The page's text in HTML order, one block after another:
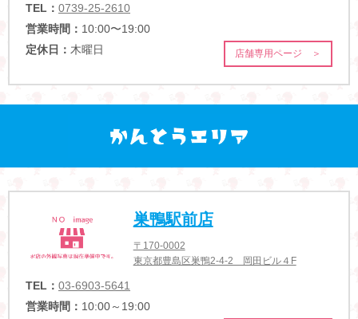
TEL： 0739-25-2610
営業時間： 10:00〜19:00
定休日： 木曜日 店舗専用ページ ＞
巣鴨駅前店
〒170-0002
東京都豊島区巣鴨2-4-2 岡田ビル４F
TEL： 03-6903-5641
営業時間： 10:00～19:00